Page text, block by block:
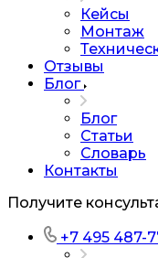
Кейсы
Монтаж
Отзывы
Блог
Блог
Статьи
Словарь
Контакты
Получите
+7 495 487-